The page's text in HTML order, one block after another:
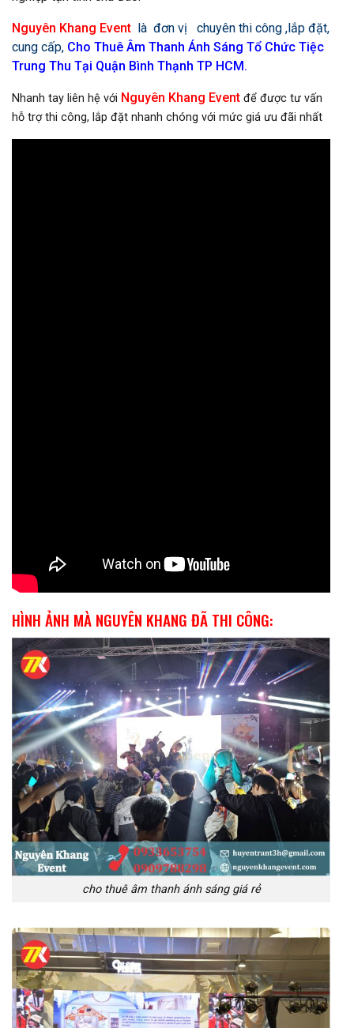
Nguyên Khang Event là đơn vị chuyên thi công ,lắp đặt,
cung cấp, Cho Thuê Âm Thanh Ánh Sáng Tổ Chức Tiệc
Trung Thu Tại Quận Bình Thạnh TP HCM.
Nhanh tay liên hệ với Nguyên Khang Event để được tư vấn
hỗ trợ thi công, lắp đặt nhanh chóng với mức giá ưu đãi nhất
HÌNH ẢNH MÀ NGUYÊN KHANG ĐÃ THI CÔNG:
cho thuê âm thanh ánh sáng giá rẻ